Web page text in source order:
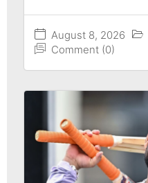
August 8, 2026
Comment (0)